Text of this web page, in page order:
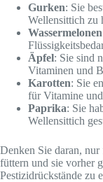
Gurken: Sie
Wellensittich zu
Wassermelonen
Äpfel: Sie sind
Vitaminen und
Karotten: Sie
für Vitamine
Paprika: Sie
Wellensittich
Denken Sie daran, nur
füttern und sie vorher
Pestizidrückstände zu